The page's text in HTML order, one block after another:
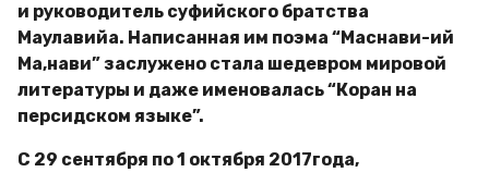
и руководитель суфийского братства
Маулавийа. Написанная им поэма “Маснави-ий
Ма,нави” заслужено стала шедевром мировой
литературы и даже именовалась “Коран на
персидском языке”.
С 29 сентября по 1 октября 2017года,